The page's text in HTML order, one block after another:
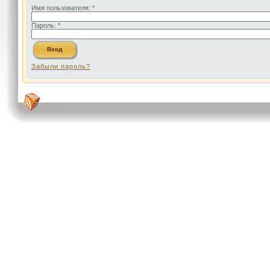
Имя пользователя: *
Пароль: *
Забыли пароль?